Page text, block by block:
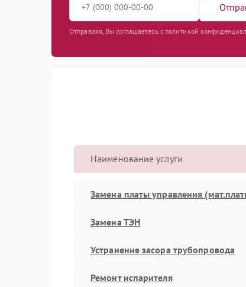
Отправляя, Вы соглашаетесь с политикой
Наименование услуги
Замена платы управления
Замена ТЭН
Устранение засора трубопровода
Ремонт испарителя